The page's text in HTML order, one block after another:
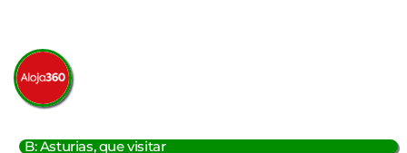
B: Asturias, que visitar